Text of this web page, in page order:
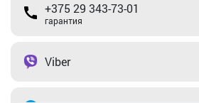
+375 29 343-73-01
гарантия
Viber